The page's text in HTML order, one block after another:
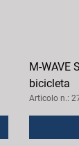
M-WAVE
bicicleta
Articolo n.: